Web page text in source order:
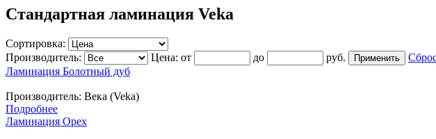
Стандартная ламинация Veka
Сортировка:
Производитель:
Цена: от до руб.
Ламинация Болотный дуб
Производитель: Века (Veka)
Подробнее
Ламинация Орех